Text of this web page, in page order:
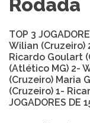
Rodada
TOP 3
Wilian (Cruzeiro)
Ricardo Goulart
(Atlético MG) 2-
(Cruzeiro) Maria
(Cruzeiro) 1-
JOGADORES DE